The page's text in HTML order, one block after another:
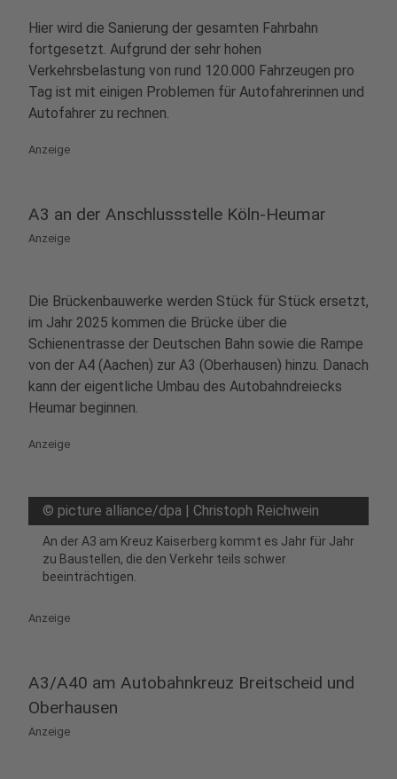
Hier wird die Sanierung der gesamten Fahrbahn
fortgesetzt. Aufgrund der sehr hohen
Verkehrsbelastung von rund 120.000 Fahrzeugen pro
Tag ist mit einigen Problemen für Autofahrerinnen und
Autofahrer zu rechnen.
Anzeige
A3 an der Anschlussstelle Köln-Heumar
Anzeige
Die Brückenbauwerke werden Stück für Stück ersetzt,
im Jahr 2025 kommen die Brücke über die
Schienentrasse der Deutschen Bahn sowie die Rampe
von der A4 (Aachen) zur A3 (Oberhausen) hinzu. Danach
kann der eigentliche Umbau des Autobahndreiecks
Heumar beginnen.
Anzeige
© picture alliance/dpa | Christoph Reichwein
An der A3 am Kreuz Kaiserberg kommt es Jahr für Jahr
zu Baustellen, die den Verkehr teils schwer
beeinträchtigen.
Anzeige
A3/A40 am Autobahnkreuz Breitscheid und
Oberhausen
Anzeige